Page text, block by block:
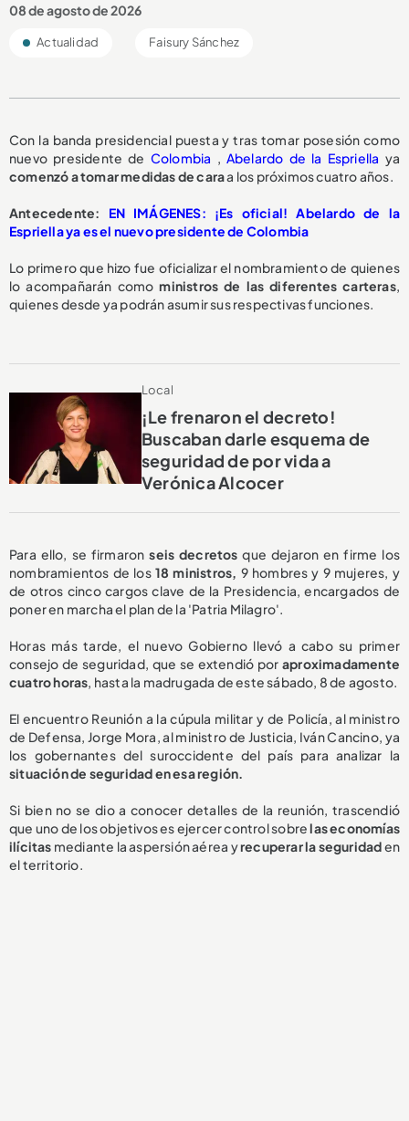
08 de agosto de 2026
Actualidad Faisury Sánchez
Con la banda presidencial puesta y tras tomar posesión como
nuevo presidente de Colombia , Abelardo de la Espriella ya
comenzó a tomar medidas de caraa los próximos cuatro años.
Antecedente: EN IMÁGENES: ¡Es oficial! Abelardo de la
Espriella ya es el nuevo presidente de Colombia
Lo primero que hizo fue oficializar el nombramiento de quienes
lo acompañarán comoministros de las diferentes carteras,
quienes desde ya podrán asumir sus respectivas funciones.
Local
¡Le frenaron el decreto!
Buscaban darle esquema de
seguridad de por vida a
Verónica Alcocer
Para ello, se firmaronseis decretosque dejaron en firme los
nombramientos de los 18 ministros, 9 hombres y 9 mujeres, y
de otros cinco cargos clave de la Presidencia, encargados de
poner en marcha el plan de la 'Patria Milagro'.
Horas más tarde, el nuevo Gobierno llevó a cabo su primer
consejo de seguridad, que se extendió por aproximadamente
cuatro horas, hasta la madrugada de este sábado, 8 de agosto.
El encuentro Reunión a la cúpula militar y de Policía, al ministro
de Defensa, Jorge Mora, al ministro de Justicia, Iván Cancino, ya
los gobernantes del suroccidente del país para analizar la
situación de seguridad en esa región.
Si bien no se dio a conocer detalles de la reunión, trascendió
que uno de los objetivos es ejercer control sobrelas economías
ilícitas mediante la aspersión aérea yrecuperar la seguridaden
el territorio.